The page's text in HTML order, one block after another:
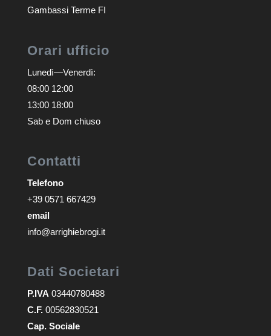
Gambassi Terme FI
Orari ufficio
Lunedì—Venerdì:
08:00 12:00
13:00 18:00
Sab e Dom chiuso
Contatti
Telefono
+39 0571 667429
email
info@arrighiebrogi.it
Dati Societari
P.IVA 03440780488
C.F.00562830521
Cap. Sociale